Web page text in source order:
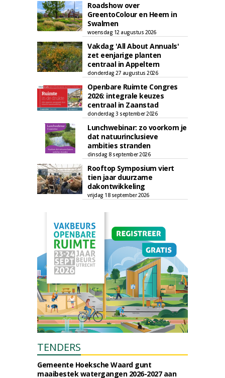
Roadshow over
GreentoColour en Heem in
Swalmen
woensdag 12 augustus 2026
Vakdag 'All About Annuals'
zet eenjarige planten
centraal in Appeltern
donderdag 27 augustus 2026
Openbare Ruimte Congres
2026: integrale keuzes
centraal in Zaanstad
donderdag 3 september 2026
Lunchwebinar: zo voorkom je
dat natuurinclusieve
ambities stranden
dinsdag 8 september 2026
Rooftop Symposium viert
tien jaar duurzame
dakontwikkeling
vrijdag 18 september 2026
TENDERS
Gemeente Hoeksche Waard gunt
maaibestek watergangen 2026-2027 aan